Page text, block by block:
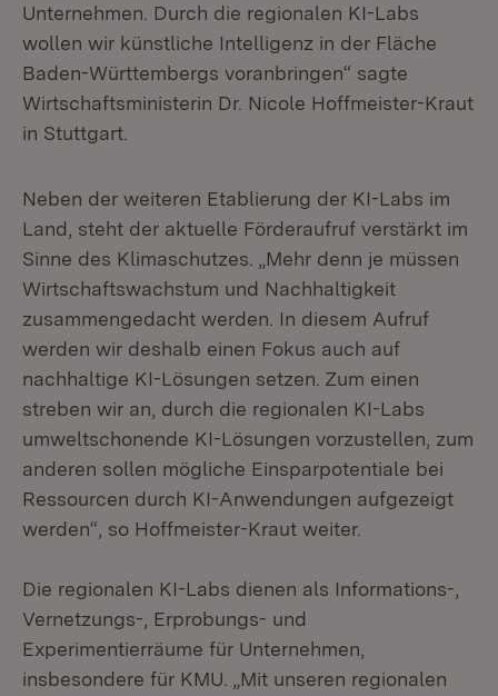
Unternehmen. Durch die regionalen KI-Labs
wollen wir künstliche Intelligenz in der Fläche
Baden-Württembergs voranbringen“ sagte
Wirtschaftsministerin Dr. Nicole Hoffmeister-Kraut
in Stuttgart.
Neben der weiteren Etablierung der KI-Labs im
Land, steht der aktuelle Förderaufruf verstärkt im
Sinne des Klimaschutzes. „Mehr denn je müssen
Wirtschaftswachstum und Nachhaltigkeit
zusammengedacht werden. In diesem Aufruf
werden wir deshalb einen Fokus auch auf
nachhaltige KI-Lösungen setzen. Zum einen
streben wir an, durch die regionalen KI-Labs
umweltschonende KI-Lösungen vorzustellen, zum
anderen sollen mögliche Einsparpotentiale bei
Ressourcen durch KI-Anwendungen aufgezeigt
werden“, so Hoffmeister-Kraut weiter.
Die regionalen KI-Labs dienen als Informations-,
Vernetzungs-, Erprobungs- und
Experimentierräume für Unternehmen,
insbesondere für KMU. „Mit unseren regionalen